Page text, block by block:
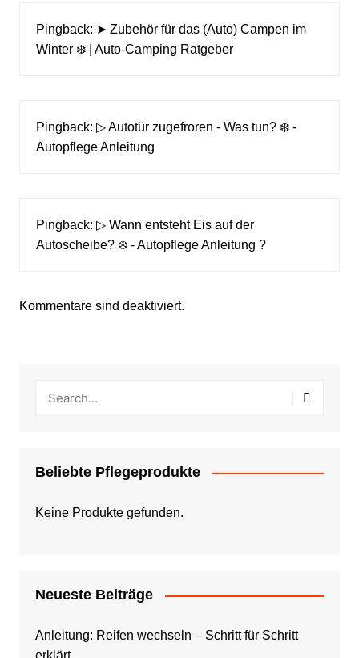
Pingback: ➤ Zubehör für das (Auto) Campen im
Winter ❄️ | Auto-Camping Ratgeber
Pingback: ▷ Autotür zugefroren - Was tun? ❄️ -
Autopflege Anleitung
Pingback: ▷ Wann entsteht Eis auf der
Autoscheibe? ❄️ - Autopflege Anleitung ?
Kommentare sind deaktiviert.
Beliebte Pflegeprodukte
Keine Produkte gefunden.
Neueste Beiträge
Anleitung: Reifen wechseln – Schritt für Schritt